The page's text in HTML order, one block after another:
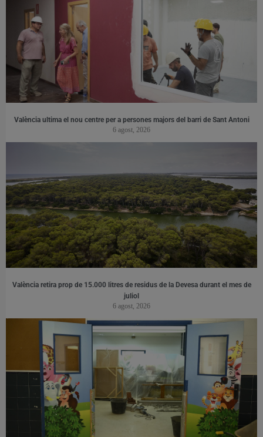
València ultima el nou centre per a persones majors del barri de Sant Antoni
6 agost, 2026
València retira prop de 15.000 litres de residus de la Devesa durant el mes de
juliol
6 agost, 2026